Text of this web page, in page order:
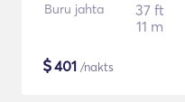
Buru jahta
37 ft
11 m
$401 /nakts